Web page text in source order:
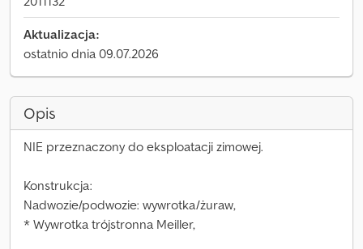
Aktualizacja:
ostatnio dnia 09.07.2026
Opis
NIE przeznaczony do eksploatacji zimowej.
Konstrukcja:
Nadwozie/podwozie: wywrotka/żuraw,
* Wywrotka trójstronna Meiller,